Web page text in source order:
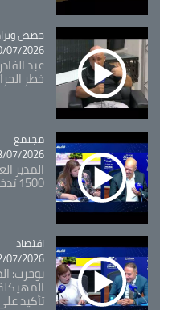
Catégorie
حصص وبرامج
30/07/2026 - 09:49
عبد
خطر
Catégorie
مجتمع
23/07/2026 - 10:18
1500 تدخل خلال الموسم الحالي
Catégorie
اقتصاد
22/07/2026 - 12:13
بوحرب:
تأكيد